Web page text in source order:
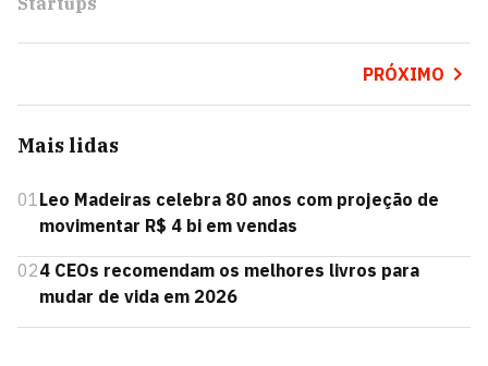
PRÓXIMO
Mais lidas
01Leo Madeiras celebra 80 anos com projeção de
movimentar R$ 4 bi em vendas
024 CEOs recomendam os melhores livros para
mudar de vida em 2026